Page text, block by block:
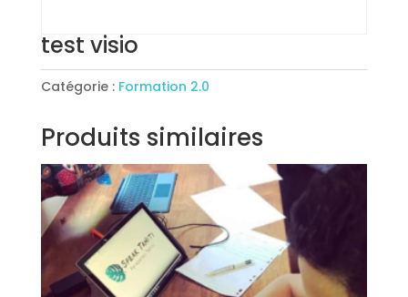
test visio
Catégorie : Formation 2.0
Produits similaires